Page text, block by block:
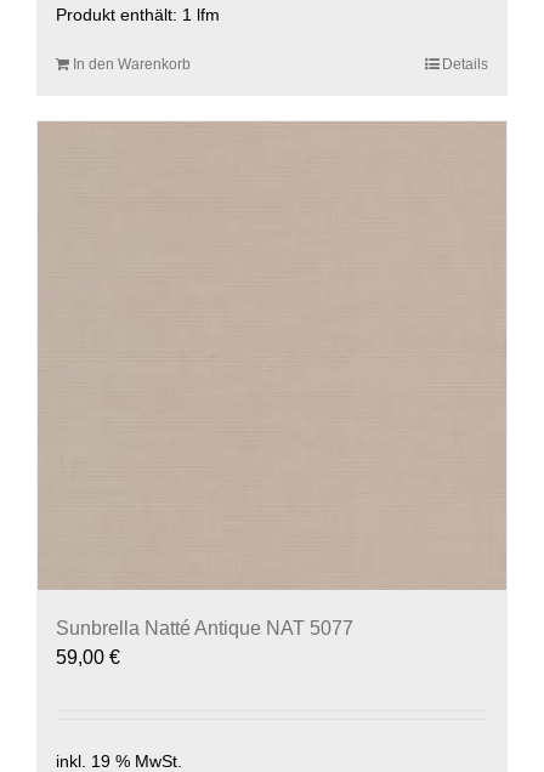
Produkt enthält: 1 lfm
In den Warenkorb Details
Sunbrella Natté Antique NAT 5077
59,00 €
inkl. 19 % MwSt.